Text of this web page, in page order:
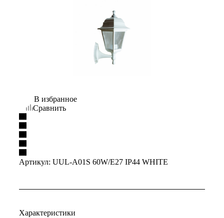
В избранное
Сравнить
Артикул: UUL-A01S 60W/E27 IP44 WHITE
Характеристики